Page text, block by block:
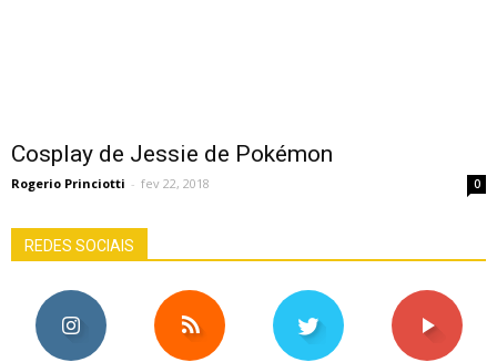
Cosplay de Jessie de Pokémon
Rogerio Princiotti - fev 22, 2018 0
REDES SOCIAIS